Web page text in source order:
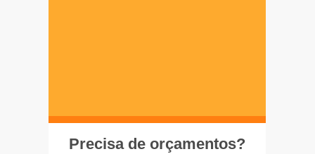
Precisa de orçamentos?